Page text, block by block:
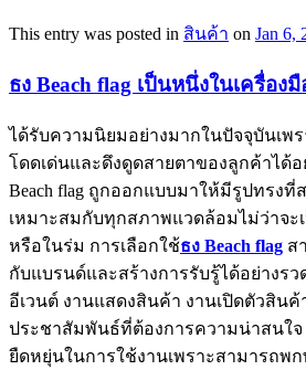
This entry was posted in สินค้า on Jan 6,
ธง Beach flag เป็นหนึ่งในเครื่อง
ได้รับความนิยมอย่างมากในปัจจุบันเพ
โดดเด่นและดึงดูดสายตาของลูกค้าได้
Beach flag ถูกออกแบบมาให้มีรูปทรงที่
เหมาะสมกับทุกสภาพแวดล้อมไม่ว่าจะ
หรือในร่ม การเลือกใช้ธง Beach flag ส
กับแบรนด์และสร้างการรับรู้ได้อย่างรว
อีเวนต์ งานแสดงสินค้า งานเปิดตัวสิน
ประชาสัมพันธ์ที่ต้องการความน่าสนใจ
ยืดหยุ่นในการใช้งานเพราะสามารถพ